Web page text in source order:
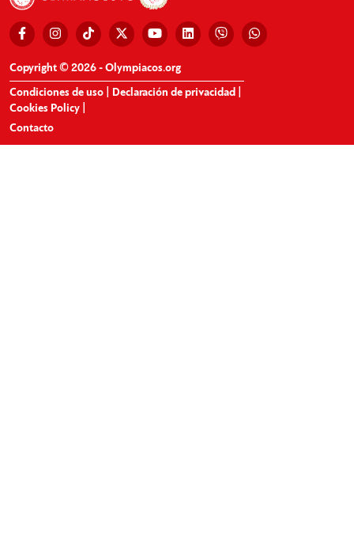
Copyright © 2026 - Olympiacos.org
Condiciones de uso Declaración de privacidad
Cookies Policy
Contacto